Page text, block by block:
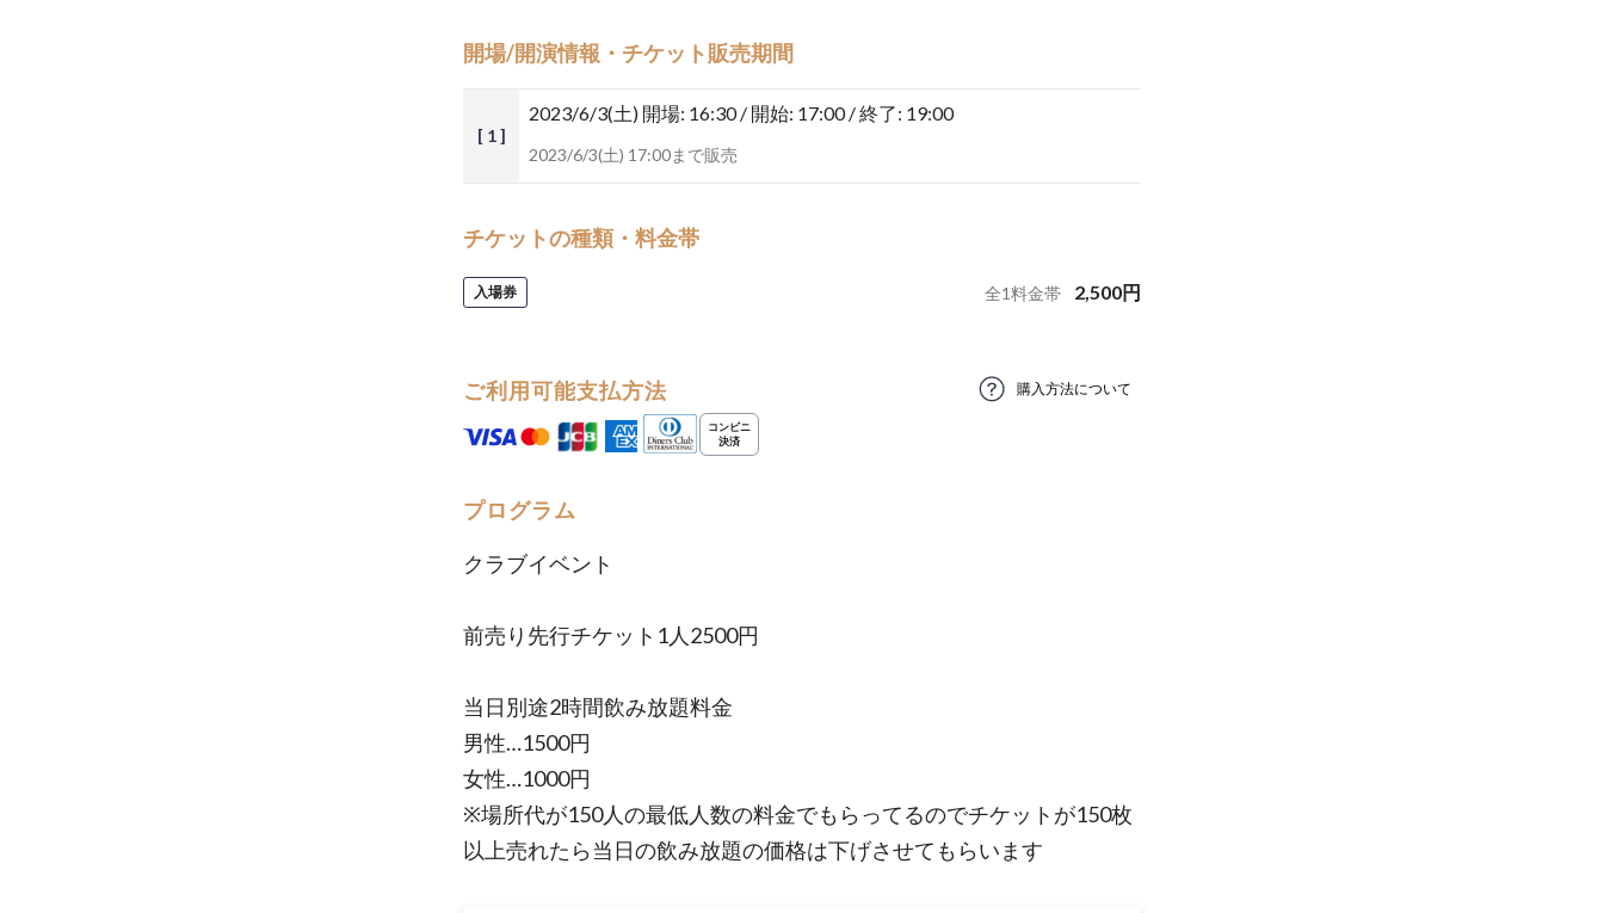
開場/開演情報・チケット販売期間
[ 1 ]
2023/6/3(土) 開場: 16:30 / 開始: 17:00 / 終了: 19:00
2023/6/3(土) 17:00まで販売
チケットの種類・料金帯
入場券 全1料金帯 2,500円
ご利用可能支払方法 購入方法について
プログラム
クラブイベント
前売り先行チケット1人2500円
当日別途2時間飲み放題料金
男性…1500円
女性…1000円
※場所代が150人の最低人数の料金でもらってるのでチケットが150枚
以上売れたら当日の飲み放題の価格は下げさせてもらいます